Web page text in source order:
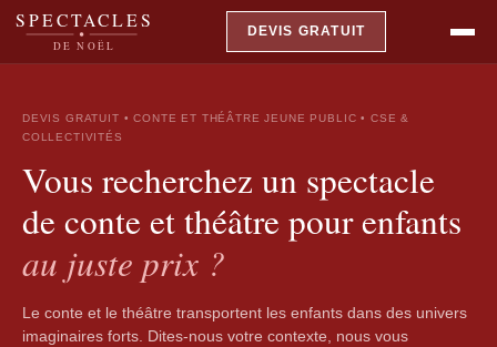
SPECTACLES
DE NOËL
DEVIS GRATUIT
DEVIS GRATUIT • CONTE ET THÉÂTRE JEUNE PUBLIC • CSE &
COLLECTIVITÉS
Vous recherchez un spectacle
de conte et théâtre pour enfants
au juste prix ?
Le conte et le théâtre transportent les enfants dans des univers
imaginaires forts. Dites-nous votre contexte, nous vous